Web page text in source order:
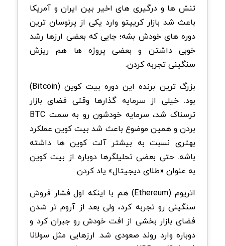
تنش ها و درگیری های اخیر بین ایران و آمریکا
باعث شد بازار کریپتو وارد یکی از پرنوسان ترین
دوره های خودش بشه؛ جایی که بعضی ارزها رشد
خوبی داشتن و بعضی پروژه ها هم ریزش
سنگینی تجربه کردن.
بزرگ ترین برنده این دوره بیت کوین (Bitcoin)
بود. خیلی از سرمایه گذارها وقتی فضای بازار
ترسناک شد، سرمایه خودشون رو به سمت BTC
بردن و همین موضوع باعث شد بیت کوین عملکرد
بهتری نسبت به بیشتر آلت کوین ها داشته
باشه. حتی بعضی تحلیلگرها دوباره از بیت کوین
به عنوان «طلای دیجیتال» یاد کردن.
اتریوم (Ethereum) هم با اینکه اول فشار فروش
سنگینی رو تجربه کرد، ولی بعد از آروم تر شدن
فضای بازار بخشی از افت خودش رو جبران کرد و
دوباره وارد روند صعودی شد. ارزهایی مثل سولانا